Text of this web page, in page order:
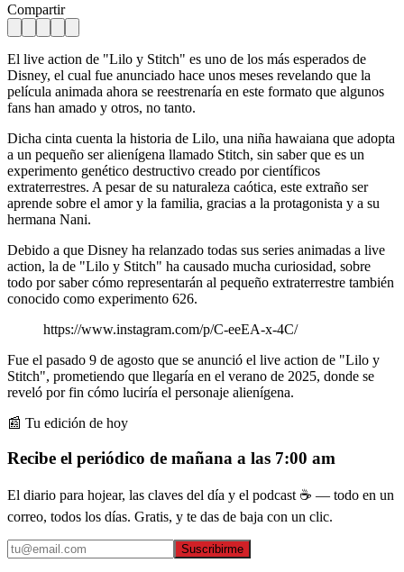
Compartir
El live action de "Lilo y Stitch" es uno de los más esperados de
Disney, el cual fue anunciado hace unos meses revelando que la
película animada ahora se reestrenaría en este formato que algunos
fans han amado y otros, no tanto.
Dicha cinta cuenta la historia de Lilo, una niña hawaiana que adopta
a un pequeño ser alienígena llamado Stitch, sin saber que es un
experimento genético destructivo creado por científicos
extraterrestres. A pesar de su naturaleza caótica, este extraño ser
aprende sobre el amor y la familia, gracias a la protagonista y a su
hermana Nani.
Debido a que Disney ha relanzado todas sus series animadas a live
action, la de "Lilo y Stitch" ha causado mucha curiosidad, sobre
todo por saber cómo representarán al pequeño extraterrestre también
conocido como experimento 626.
https://www.instagram.com/p/C-eeEA-x-4C/
Fue el pasado 9 de agosto que se anunció el live action de "Lilo y
Stitch", prometiendo que llegaría en el verano de 2025, donde se
reveló por fin cómo luciría el personaje alienígena.
📰 Tu edición de hoy
Recibe el periódico de mañana a las 7:00 am
El diario para hojear, las claves del día y el podcast ☕ — todo en un
correo, todos los días. Gratis, y te das de baja con un clic.
Suscribirme